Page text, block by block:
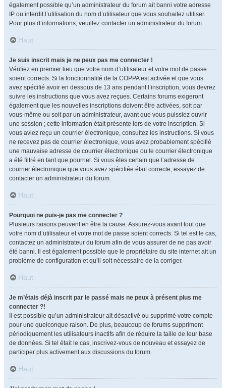
également possible qu’un administrateur du forum ait banni votre adresse
IP ou interdit l’utilisation du nom d’utilisateur que vous souhaitez utiliser.
Pour plus d’informations, veuillez contacter un administrateur du forum.
Haut
Je suis inscrit mais je ne peux pas me connecter !
Vérifiez en premier lieu que votre nom d’utilisateur et votre mot de passe
soient corrects. Si la fonctionnalité de la COPPA est activée et que vous
avez spécifié avoir en dessous de 13 ans pendant l’inscription, vous devrez
suivre les instructions que vous avez reçues. Certains forums exigeront
également que les nouvelles inscriptions doivent être activées, soit par
vous-même ou soit par un administrateur, avant que vous puissiez ouvrir
une session ; cette information était présente lors de votre inscription. Si
vous aviez reçu un courrier électronique, consultez les instructions. Si vous
ne recevez pas de courrier électronique, vous avez probablement spécifié
une mauvaise adresse de courrier électronique ou le courrier électronique
a été filtré en tant que pourriel. Si vous êtes certain que l’adresse de
courrier électronique que vous avez spécifiée était correcte, essayez de
contacter un administrateur du forum.
Haut
Pourquoi ne puis-je pas me connecter ?
Plusieurs raisons peuvent en être la cause. Assurez-vous avant tout que
votre nom d’utilisateur et votre mot de passe soient corrects. Si tel est le cas,
contactez un administrateur du forum afin de vous assurer de ne pas avoir
été banni. Il est également possible que le propriétaire du site internet ait un
problème de configuration et qu’il soit nécessaire de la corriger.
Haut
Je m’étais déjà inscrit par le passé mais ne peux à présent plus me
connecter ?!
Il est possible qu’un administrateur ait désactivé ou supprimé votre compte
pour une quelconque raison. De plus, beaucoup de forums suppriment
périodiquement les utilisateurs inactifs afin de réduire la taille de leur base
de données. Si tel était le cas, inscrivez-vous de nouveau et essayez de
participer plus activement aux discussions du forum.
Haut